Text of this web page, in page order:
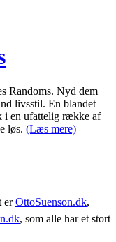
Randoms. Nyd dem
livsstil. En blandet
i en ufattelig række af
løs. (Læs mere)
erOttoSuenson.dk,
, som alle har et stort